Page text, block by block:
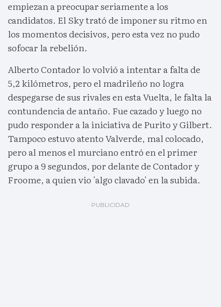
empiezan a preocupar seriamente a los
candidatos. El Sky trató de imponer su ritmo en
los momentos decisivos, pero esta vez no pudo
sofocar la rebelión.
Alberto Contador lo volvió a intentar a falta de
5,2 kilómetros, pero el madrileño no logra
despegarse de sus rivales en esta Vuelta, le falta la
contundencia de antaño. Fue cazado y luego no
pudo responder a la iniciativa de Purito y Gilbert.
Tampoco estuvo atento Valverde, mal colocado,
pero al menos el murciano entró en el primer
grupo a 9 segundos, por delante de Contador y
Froome, a quien vio 'algo clavado' en la subida.